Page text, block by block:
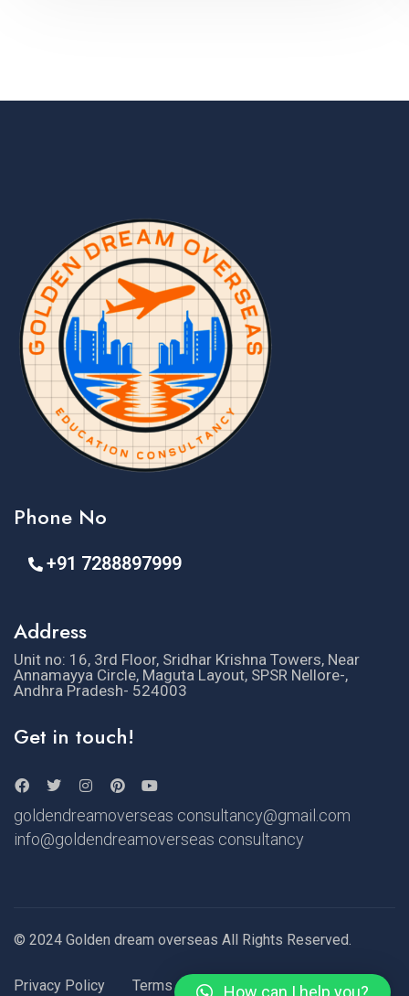
Phone No
+91 7288897999
Address
Unit no: 16, 3rd Floor, Sridhar Krishna Towers, Near
Annamayya Circle, Maguta Layout, SPSR Nellore-,
Andhra Pradesh- 524003
Get in touch!
goldendreamoverseas consultancy@gmail.com
info@goldendreamoverseas consultancy
© 2024 Golden dream overseas All Rights Reserved.
Privacy Policy Terms of Use How can I help you?